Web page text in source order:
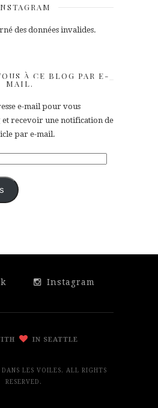
des données invalides.
À CE BLOG PAR E-
MAIL.
e-mail pour vous
et recevoir une notification de
par e-mail.
Instagram
IN SEATTLE
LES VOILES. ALL RIGHTS
RESERVED.